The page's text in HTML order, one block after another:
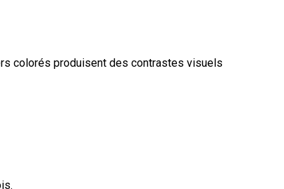
colorés produisent des contrastes visuels